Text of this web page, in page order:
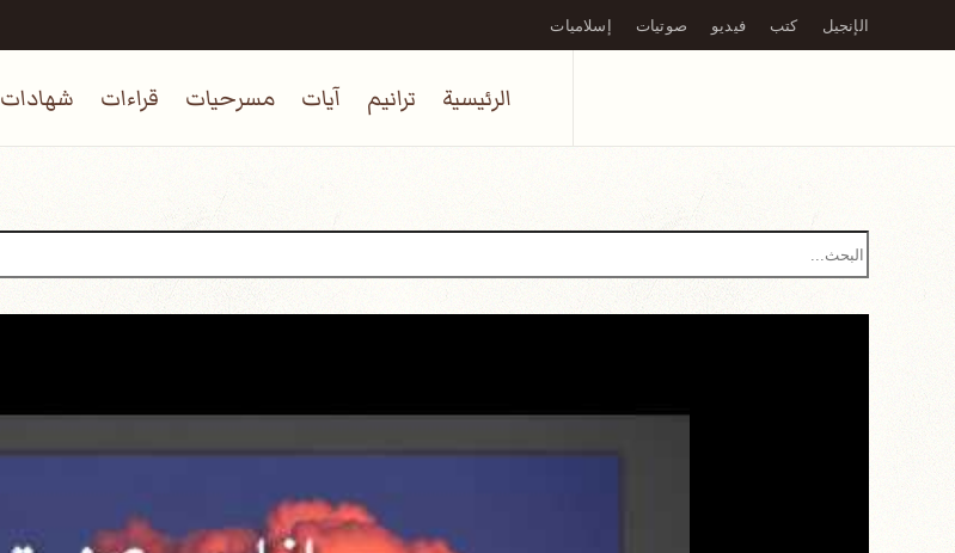
Skip to main content
الإنجيل كتب فيديو صوتيات إسلاميات
الرئيسية ترانيم آيات مسرحيات قراءات شهادات